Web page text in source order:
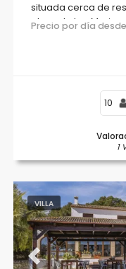
situada cerca de
playa de Les
Precio por día
10
1
VILLA
Previous